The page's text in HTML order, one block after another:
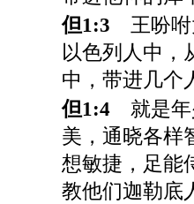
但1:3 王吩咐
以色列人中，
中，带进几个
但1:4 就是年
美，通晓各样
想敏捷，足能
教他们迦勒底